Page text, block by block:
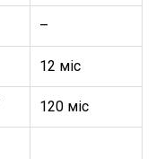
–
12 міс
120 міс